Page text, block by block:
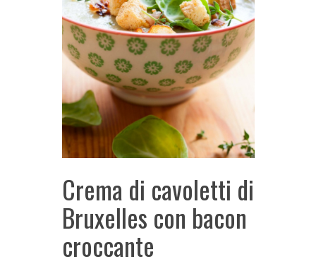
Crema di cavoletti di
Bruxelles con bacon
croccante